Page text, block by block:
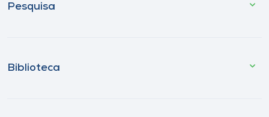
Pesquisa
Biblioteca